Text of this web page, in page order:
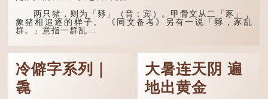
李白作此诗时，大约是
天宝十一年。当时他已被唐
玄宗赐金放还约八年，这期
两只猪，则为「豩」（音：宾）。甲骨文从二「豕」，
象猪相追逐的样子。 《同文备考》另有一说「豩，豕乱
群。」意指一群乱...
冷僻字系列｜
毳
大暑连天阴 遍
地出黄金